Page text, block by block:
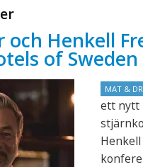
och Henkell
of Sweden
MAT &
ett nytt